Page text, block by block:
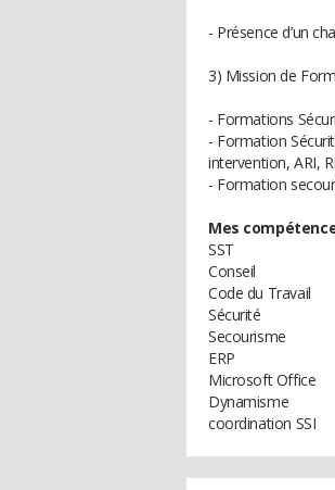
- Présence d’un
3) Mission de
- Formations
- Formation
intervention, ARI,
- Formation
Mes
SST
Conseil
Code du Travail
Sécurité
Secourisme
ERP
Microsoft Office
Dynamisme
coordination SSI